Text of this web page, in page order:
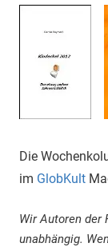
Die
im GlobKult
Wir Autoren der
unabhängig.